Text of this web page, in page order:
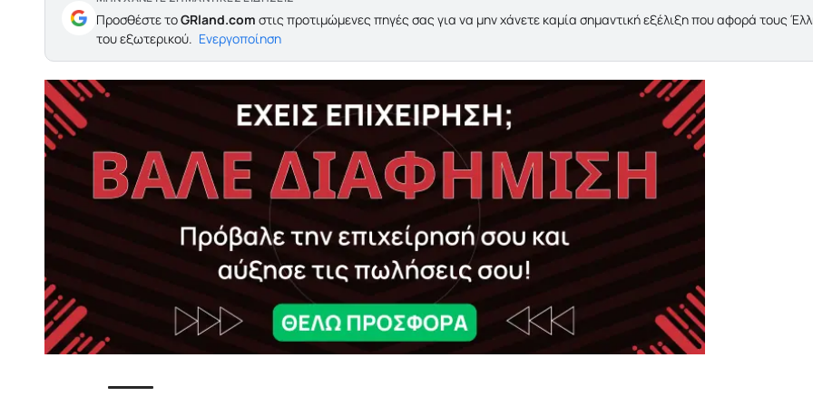
Προσθέστε τοGRland.com στις προτιμώμενες πηγές σας για να μην χάνετε καμία σημαντική εξέλιξη που αφορά τους
του εξωτερικού. Ενεργοποίηση